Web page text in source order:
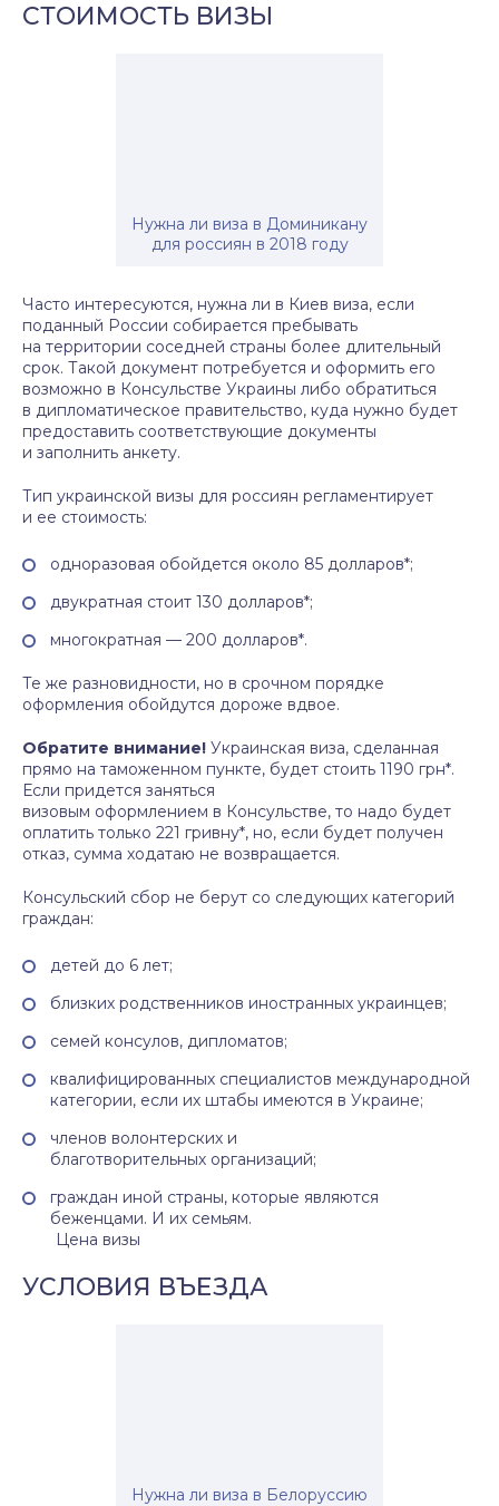
СТОИМОСТЬ ВИЗЫ
Нужна ли виза в Доминикану
для россиян в 2018 году
Часто интересуются, нужна ли в Киев виза, если
поданный России собирается пребывать
на территории соседней страны более длительный
срок. Такой документ потребуется и оформить его
возможно в Консульстве Украины либо обратиться
в дипломатическое правительство, куда нужно будет
предоставить соответствующие документы
и заполнить анкету.
Тип украинской визы для россиян регламентирует
и ее стоимость:
одноразовая обойдется около 85 долларов*;
двукратная стоит 130 долларов*;
многократная — 200 долларов*.
Те же разновидности, но в срочном порядке
оформления обойдутся дороже вдвое.
Обратите внимание! Украинская виза, сделанная
прямо на таможенном пункте, будет стоить 1190 грн*.
Если придется заняться
визовым оформлением в Консульстве, то надо будет
оплатить только 221 гривну*, но, если будет получен
отказ, сумма ходатаю не возвращается.
Консульский сбор не берут со следующих категорий
граждан:
детей до 6 лет;
близких родственников иностранных украинцев;
семей консулов, дипломатов;
квалифицированных специалистов международной
категории, если их штабы имеются в Украине;
членов волонтерских и
благотворительных организаций;
граждан иной страны, которые являются
беженцами. И их семьям.
Цена визы
УСЛОВИЯ ВЪЕЗДА
Нужна ли виза в Белоруссию